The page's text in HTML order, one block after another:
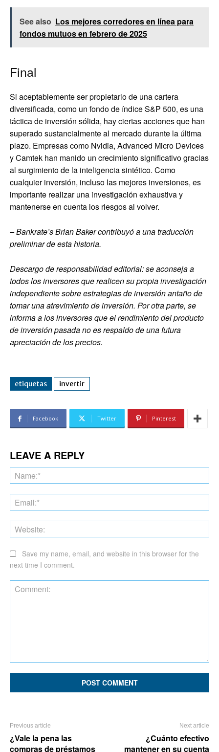
See also Los mejores corredores en línea para
fondos mutuos en febrero de 2025
Final
Si aceptablemente ser propietario de una cartera
diversificada, como un fondo de índice S&P 500, es una
táctica de inversión sólida, hay ciertas acciones que han
superado sustancialmente al mercado durante la última
plazo. Empresas como Nvidia, Advanced Micro Devices
y Camtek han manido un crecimiento significativo gracias
al surgimiento de la inteligencia sintético. Como
cualquier inversión, incluso las mejores inversiones, es
importante realizar una investigación exhaustiva y
mantenerse en cuenta los riesgos al volver.
– Bankrate’sBrian Bakercontribuyó a una traducción
preliminar de esta historia.
Descargo de responsabilidad editorial: se aconseja a
todos los inversores que realicen su propia investigación
independiente sobre estrategias de inversión antaño de
tomar una atrevimiento de inversión. Por otra parte, se
informa a los inversores que el rendimiento del producto
de inversión pasada no es respaldo de una futura
apreciación de los precios.
etiquetas invertir
Facebook Twitter Pinterest
LEAVE A REPLY
Save my name, email, and website in this browser for the
next time I comment.
Previous article
¿Vale la pena las
compras de préstamos
Next article
¿Cuánto efectivo
mantener en su cuenta